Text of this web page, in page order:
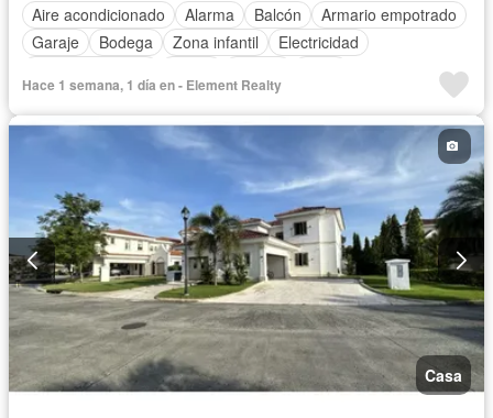
Aire acondicionado
Alarma Balcón
Armario empotrado
Garaje
Bodega Zona infantil
Electricidad
Hace 1 semana, 1 día en - Element Realty
Casa